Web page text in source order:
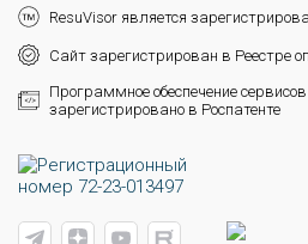
ResuVisor является
Сайт зарегистрирован в Реестре
Программное обеспечение
зарегистрировано в Роспатенте